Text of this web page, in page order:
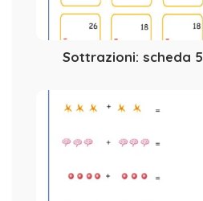
Sottrazioni: scheda 5